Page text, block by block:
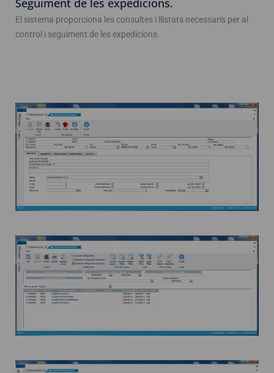
Seguiment de les expedicions.
El sistema proporciona les consultes i llistats necessaris per al
control i seguiment de les expedicions.